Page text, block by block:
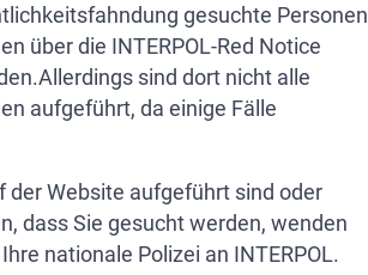
gesuchte Personen
über die INTERPOL-Red Notice
sind dort nicht alle
aufgeführt, da einige Fälle
der Website aufgeführt sind oder
dass Sie gesucht werden, wenden
nationale Polizei an INTERPOL.